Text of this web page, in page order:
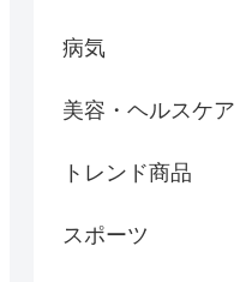
病気
美容・ヘルスケア
トレンド商品
スポーツ